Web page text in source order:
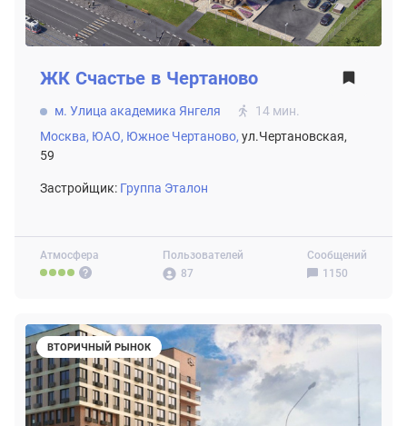
Атмосфера
Пользователей
87
Сообщений
1150
ЖК Счастье в Чертаново
м. Улица академика Янгеля
14 мин.
Москва, ЮАО, Южное Чертаново, ул.Чертановская,
59
Застройщик: Группа Эталон
ВТОРИЧНЫЙ РЫНОК